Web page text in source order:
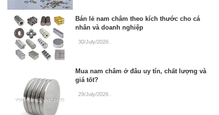
Bán lẻ nam châm theo kích thước cho cá
nhân và doanh nghiệp
30/July/2026 .
Mua nam châm ở đâu uy tín, chất lượng và
giá tốt?
29/July/2026